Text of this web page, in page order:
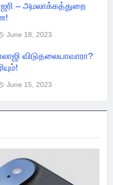
– அமலாக்கத்துறை
June 18, 2023
விடுதலையாவாரா?
June 15, 2023